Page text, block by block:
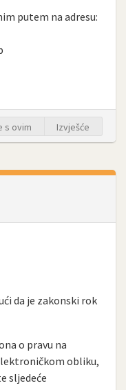
putem na adresu:
s ovim Izvješće
da je zakonski rok
o pravu na
obliku,
sljedeće